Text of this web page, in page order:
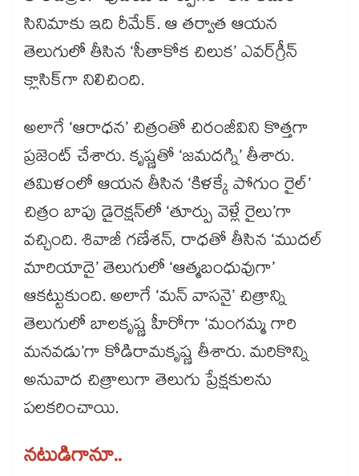
సినిమాకు ఇది రీమేక్. ఆ తర్వాత ఆయన
తెలుగులో తీసిన ‘సీతాకోక చిలుక’ ఎవర్‌‌‌‌‌‌‌‌గ్రీన్‌‌‌‌
క్లాసిక్‌‌‌‌గా నిలిచింది.
అలాగే ‘ఆరాధన’ చిత్రంతో చిరంజీవిని కొత్తగా
ప్రజెంట్ చేశారు. కృష్ణతో ‘జమదగ్ని’ తీశారు.
తమిళంలో ఆయన తీసిన ‘కిళక్కే పోగుం రైల్‌‌‌‌’
చిత్రం బాపు డైరెక్షన్‌‌‌‌లో ‘తూర్పు వెళ్లే రైలు’గా
వచ్చింది. శివాజీ గణేశన్‌‌‌‌, రాధతో తీసిన ‘ముదల్‌‌‌‌
మారియాదై’ తెలుగులో ‘ఆత్మబంధువుగా’
ఆకట్టుకుంది. అలాగే ‘మన్‌‌‌‌ వాసనై’ చిత్రాన్ని
తెలుగులో బాలకృష్ణ హీరోగా ‘మంగమ్మ గారి
మనవడు’గా కోడిరామకృష్ణ తీశారు. మరికొన్ని
అనువాద చిత్రాలుగా తెలుగు ప్రేక్షకులను
పలకరించాయి.
నటుడిగానూ..